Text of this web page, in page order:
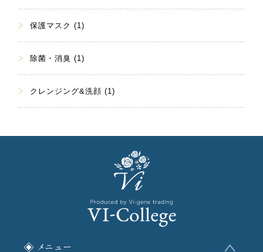
保護マスク (1)
除菌・消臭 (1)
クレンジング&洗顔 (1)
メニュー